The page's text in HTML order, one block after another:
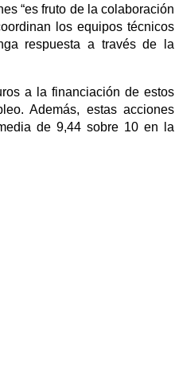
“es fruto de la colaboración
los equipos técnicos
respuesta a través de la
a la financiación de estos
Además, estas acciones
de 9,44 sobre 10 en la